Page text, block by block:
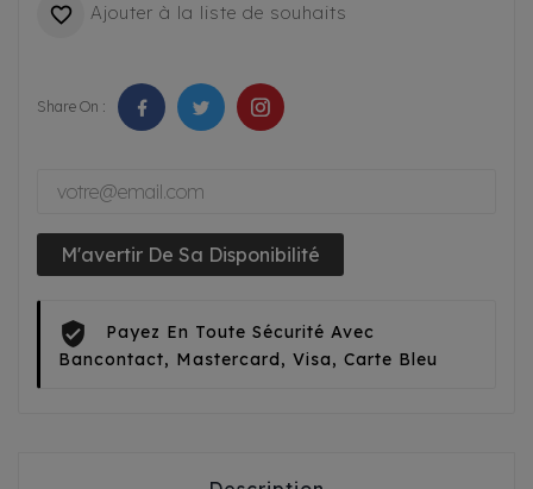
 Ajouter à la liste de souhaits
Share On :
M'avertir De Sa Disponibilité
Payez En Toute Sécurité Avec
Bancontact, Mastercard, Visa, Carte Bleu